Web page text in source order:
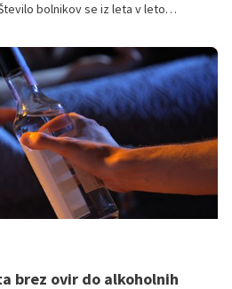
bolnikov se iz leta v leto
zdravil zahteva
in redno merjenje krvnega
razkrivamo, kako si lahko
olajšate življenje.
brez ovir do alkoholnih